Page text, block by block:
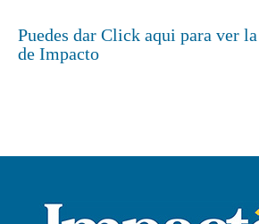
Puedes dar Click aqui para ver
de Impacto